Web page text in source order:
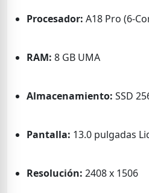
Procesador: A18 Pro (6-
RAM: 8 GB UMA
Almacenamiento: SSD
Pantalla: 13.0 pulgadas
Resolución: 2408 x 1506